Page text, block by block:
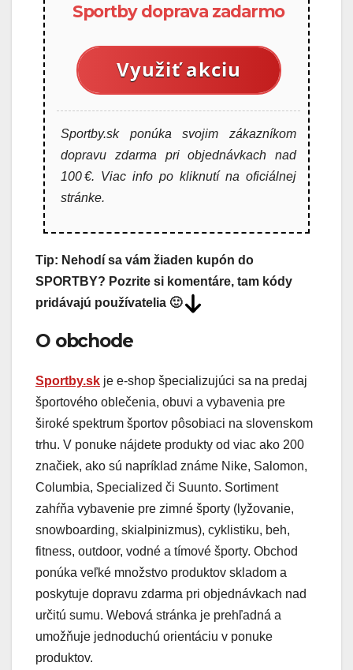
Sportby doprava zadarmo
Využiť akciu
Sportby.sk ponúka svojim zákazníkom
dopravu zdarma pri objednávkach nad
100 €. Viac info po kliknutí na oficiálnej
stránke.
Tip: Nehodí sa vám žiaden kupón do
SPORTBY? Pozrite si komentáre, tam kódy
pridávajú používatelia 🙂
O obchode
Sportby.sk je e-shop špecializujúci sa na predaj
športového oblečenia, obuvi a vybavenia pre
široké spektrum športov pôsobiaci na slovenskom
trhu. V ponuke nájdete produkty od viac ako 200
značiek, ako sú napríklad známe Nike, Salomon,
Columbia, Specialized či Suunto. Sortiment
zahŕňa vybavenie pre zimné športy (lyžovanie,
snowboarding, skialpinizmus), cyklistiku, beh,
fitness, outdoor, vodné a tímové športy. Obchod
ponúka veľké množstvo produktov skladom a
poskytuje dopravu zdarma pri objednávkach nad
určitú sumu. Webová stránka je prehľadná a
umožňuje jednoduchú orientáciu v ponuke
produktov.